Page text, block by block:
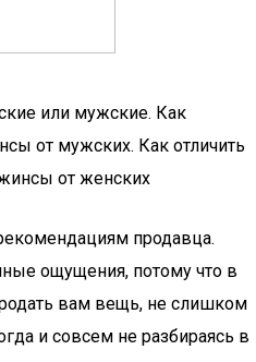
или мужские. Как
от мужских. Как отличить
от женских
продавца.
ощущения, потому что в
вам вещь, не слишком
и совсем не разбираясь в